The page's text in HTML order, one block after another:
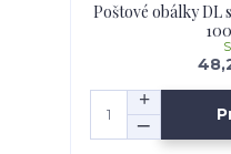
Poštové obálky DL